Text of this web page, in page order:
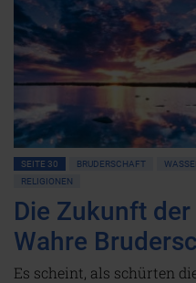
SEITE 30 BRUDERSCHAFT
RELIGIONEN
Die Zukunft
Wahre
Es scheint, als schürten